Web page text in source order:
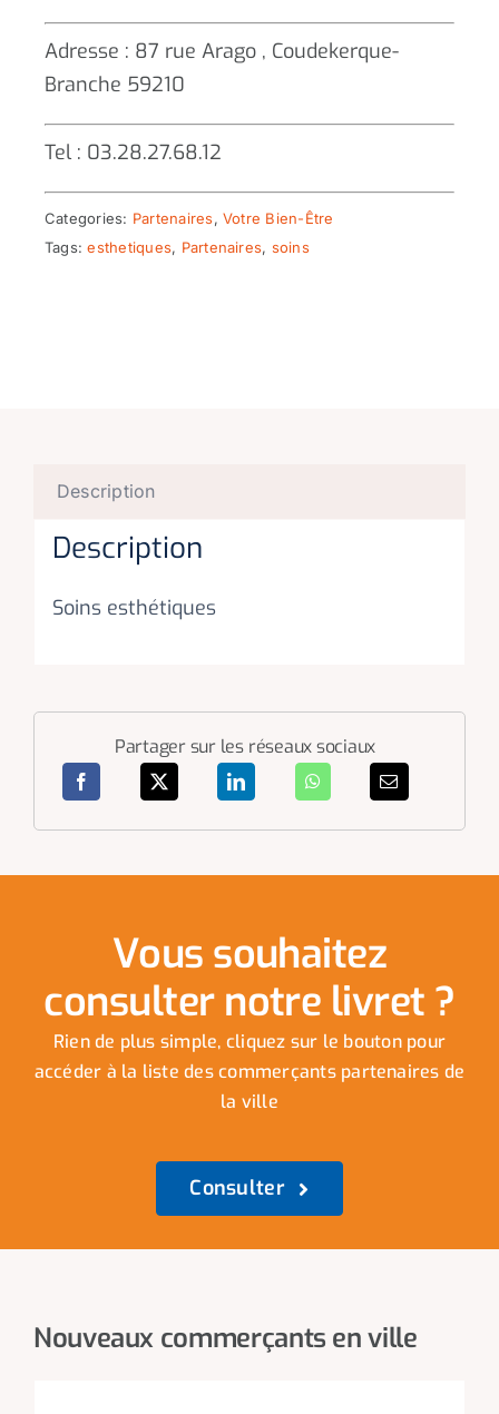
Adresse : 87 rue Arago , Coudekerque-
Branche 59210
Tel : 03.28.27.68.12
Categories: Partenaires, Votre Bien-Être
Tags:esthetiques, Partenaires, soins
Description
Description
Soins esthétiques
Partager sur les réseaux sociaux
Vous souhaitez
consulter notre livret ?
Rien de plus simple, cliquez sur le bouton pour
accéder à la liste des commerçants partenaires de
la ville
Consulter
Nouveaux commerçants en ville